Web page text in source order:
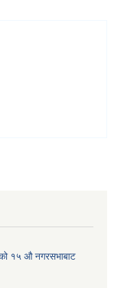
१५ ‍‍‍औ नगरसभाबाट